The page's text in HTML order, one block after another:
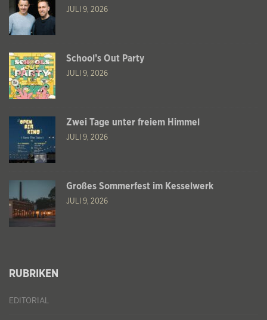
JULI 9, 2026
School’s Out Party
JULI 9, 2026
Zwei Tage unter freiem Himmel
JULI 9, 2026
Großes Sommerfest im Kesselwerk
JULI 9, 2026
RUBRIKEN
EDITORIAL